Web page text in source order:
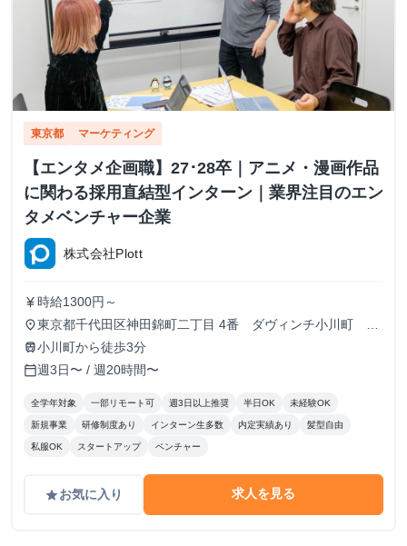
東京都 マーケティング
【エンタメ企画職】27･28卒｜アニメ・漫画作品
に関わる採用直結型インターン｜業界注目のエン
タメベンチャー企業
株式会社Plott
currency_yen 時給1300円～
place東京都千代田区神田錦町二丁目 4番 ダヴィンチ小川町 ５
階
train小川町から徒歩3分
calendar_today週3日〜 / 週20時間〜
全学年対象 一部リモート可 週3日以上推奨 半日OK 未経験OK
新規事業 研修制度あり インターン生多数 内定実績あり 髪型自由
私服OK スタートアップ ベンチャー
gradeお気に入り 求人を見る